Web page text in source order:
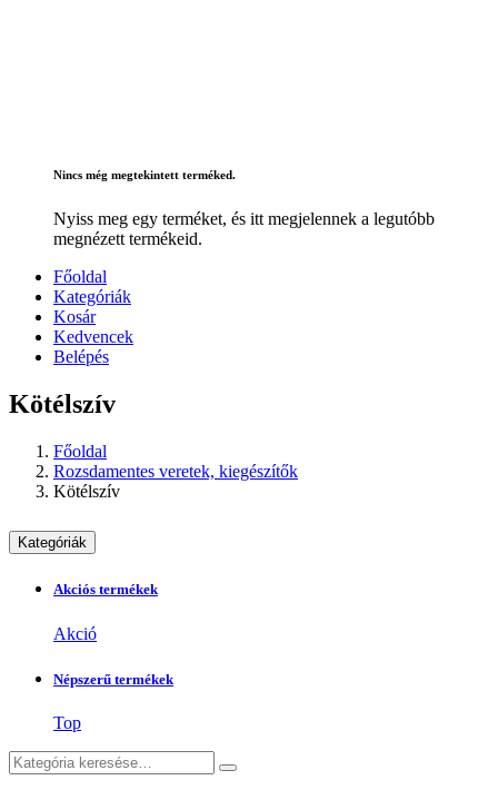
Nincs még megtekintett terméked.
Nyiss meg egy terméket, és itt megjelennek a legutóbb
megnézett termékeid.
Főoldal
Kategóriák
Kosár
Kedvencek
Belépés
Kötélszív
Főoldal
Rozsdamentes veretek, kiegészítők
Kötélszív
Kategóriák
Akciós termékek
Akció
Népszerű termékek
Top